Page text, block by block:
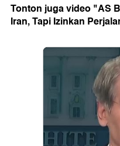
Tonton juga video "AS
Iran, Tapi Izinkan